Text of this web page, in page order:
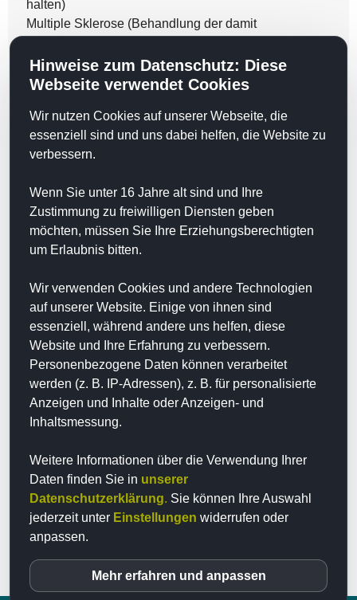
halten)
Multiple Sklerose (Behandlung der damit
zu hohem oder zu niedrigem Blutdruck
übermäßigem Schwitzen
Potenzstörungen (unterstützend)
Wechseljahrsbeschwerden (unterstützend)
Durchblutungsstörungen der Extremitäten
Myasthenia gravis oder ALS
Restless-legs-Syndrom
Sie darf nicht angewendet werden bei:
- akutem Herzinfarkt
- pathologischer Bradykardie (dauerhafte Pulswerte
unter 50 / Min.)
- Morbus Parkinson
Kontraindikation:
- Schwangerschaft
- Kindern (bei hyperaktiven Kindern evtl. reduzierte
Anfrage senden
Hinweise zum Datenschutz: Diese
Webseite verwendet Cookies
Wir nutzen Cookies auf unserer Webseite, die
essenziell sind und uns dabei helfen, die Website zu
verbessern.
Wenn Sie unter 16 Jahre alt sind und Ihre
Zustimmung zu freiwilligen Diensten geben
möchten, müssen Sie Ihre Erziehungsberechtigten
um Erlaubnis bitten.
Wir verwenden Cookies und andere Technologien
auf unserer Website. Einige von ihnen sind
essenziell, während andere uns helfen, diese
Website und Ihre Erfahrung zu verbessern.
Personenbezogene Daten können verarbeitet
werden (z. B. IP-Adressen), z. B. für personalisierte
Anzeigen und Inhalte oder Anzeigen- und
Inhaltsmessung.
Weitere Informationen über die Verwendung Ihrer
Daten finden Sie in unserer
Datenschutzerklärung. Sie können Ihre Auswahl
jederzeit unter Einstellungen widerrufen oder
anpassen.
inCMS
Mehr erfahren und anpassen